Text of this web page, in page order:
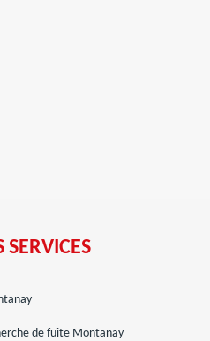
SERVICES
de fuite Montanay